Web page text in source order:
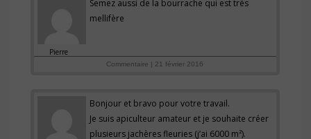
Pierre
Semez aussi de la bourrache qui est très
mellifère
Commentaire | 21 février 2016
Bonjour et bravo pour votre travail.
Je suis apiculteur amateur et je souhaite créer
plusieurs jachères fleuries (j’ai 6000 m²).